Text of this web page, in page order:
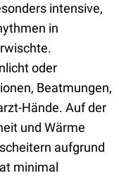
intensive,
in
oder
Beatmungen,
Hände. Auf der
und Wärme
aufgrund
minimal